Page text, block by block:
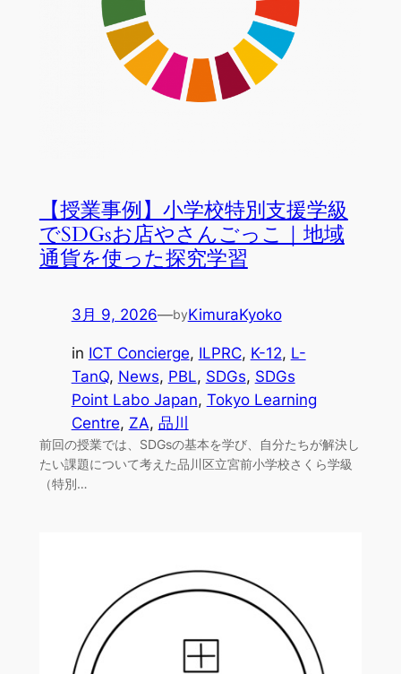
【授業事例】小学校特別支援学級
でSDGsお店やさんごっこ｜地域
通貨を使った探究学習
3月 9, 2026—byKimuraKyoko
in ICT Concierge, ILPRC, K-12, L-
TanQ, News, PBL, SDGs, SDGs
Point Labo Japan, Tokyo Learning
Centre, ZA, 品川
前回の授業では、SDGsの基本を学び、自分たちが解決し
たい課題について考えた品川区立宮前小学校さくら学級
（特別…